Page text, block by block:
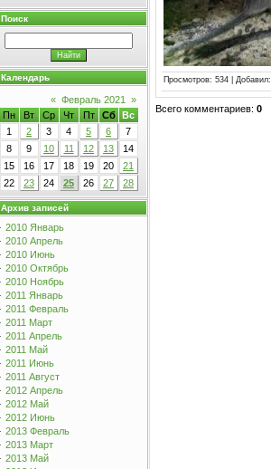
Поиск
Календарь
« Февраль 2021
»
Пн
Вт Ср Чт Пт Сб
Вс
1
2 3 4 5 6
7
8
9 10 11 12 13
14
15
16 17 18 19 20
21
22
23 24 25 26 27 28
Архив записей
2010 Январь
2010 Апрель
2010 Июнь
2010 Октябрь
2010 Ноябрь
2011 Январь
2011 Февраль
2011 Март
2011 Апрель
2011 Май
2011 Июнь
2011 Август
2012 Апрель
2012 Май
2012 Июнь
2013 Февраль
2013 Март
2013 Май
Просмотров: 534| Добавил:
Всего комментариев: 0